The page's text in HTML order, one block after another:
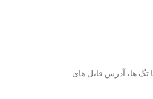
تگ ها، آدرس فایل های